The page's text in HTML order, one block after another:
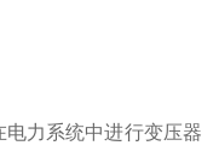
力系统中进行变压器